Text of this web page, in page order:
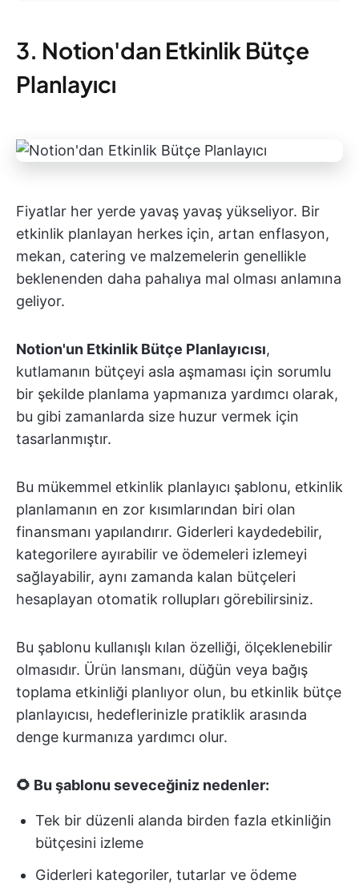
3. Notion'dan Etkinlik Bütçe
Planlayıcı
Fiyatlar her yerde yavaş yavaş yükseliyor. Bir
etkinlik planlayan herkes için, artan enflasyon,
mekan, catering ve malzemelerin genellikle
beklenenden daha pahalıya mal olması anlamına
geliyor.
Notion'un Etkinlik Bütçe Planlayıcısı,
kutlamanın bütçeyi asla aşmaması için sorumlu
bir şekilde planlama yapmanıza yardımcı olarak,
bu gibi zamanlarda size huzur vermek için
tasarlanmıştır.
Bu mükemmel etkinlik planlayıcı şablonu, etkinlik
planlamanın en zor kısımlarından biri olan
finansmanı yapılandırır. Giderleri kaydedebilir,
kategorilere ayırabilir ve ödemeleri izlemeyi
sağlayabilir, aynı zamanda kalan bütçeleri
hesaplayan otomatik rollupları görebilirsiniz.
Bu şablonu kullanışlı kılan özelliği, ölçeklenebilir
olmasıdır. Ürün lansmanı, düğün veya bağış
toplama etkinliği planlıyor olun, bu etkinlik bütçe
planlayıcısı, hedeflerinizle pratiklik arasında
denge kurmanıza yardımcı olur.
🌻 Bu şablonu seveceğiniz nedenler:
Tek bir düzenli alanda birden fazla etkinliğin
bütçesini izleme
Giderleri kategoriler, tutarlar ve ödeme